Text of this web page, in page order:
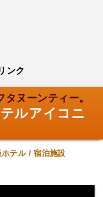
ンク
ヌーンティー。
ルアイコニ
ホテル/宿泊施設